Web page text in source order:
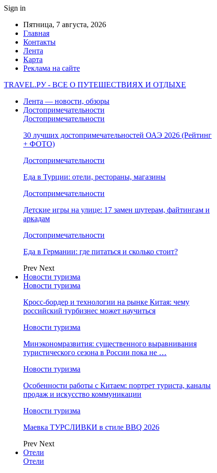
Sign in
Пятница, 7 августа, 2026
Главная
Контакты
Лента
Карта
Реклама на сайте
TRAVEL.РУ - ВСЕ О ПУТЕШЕСТВИЯХ И ОТДЫХЕ
Лента — новости, обзоры
Достопримечательности
Достопримечательности
30 лучших достопримечательностей ОАЭ 2026 (Рейтинг
+ ФОТО)
Достопримечательности
Еда в Турции: отели, рестораны, магазины
Достопримечательности
Детские игры на улице: 17 замен шутерам, файтингам и
аркадам
Достопримечательности
Еда в Германии: где питаться и сколько стоит?
Prev Next
Новости туризма
Новости туризма
Кросс-бордер и технологии на рынке Китая: чему
российский турбизнес может научиться
Новости туризма
Минэкономразвития: существенного выравнивания
туристического сезона в России пока не …
Новости туризма
Особенности работы с Китаем: портрет туриста, каналы
продаж и искусство коммуникации
Новости туризма
Маевка ТУРСЛИВКИ в стиле BBQ 2026
Prev Next
Отели
Отели